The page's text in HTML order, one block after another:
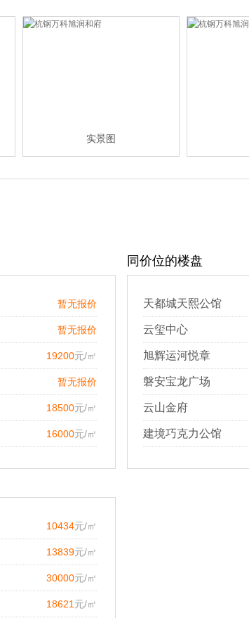
实景图
暂无报价
暂无报价
19200元/㎡
暂无报价
18500元/㎡
16000元/㎡
同价位的楼盘
天都城天熙公馆
云玺中心
旭辉运河悦章
磐安宝龙广场
云山金府
建境巧克力公馆
10434元/㎡
13839元/㎡
30000元/㎡
18621 元/㎡